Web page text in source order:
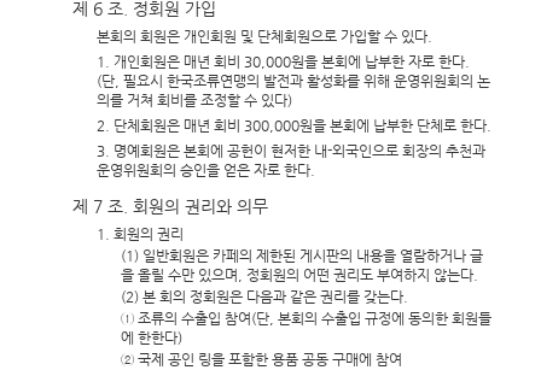
제 6 조. 정회원 가입
본회의 회원은 개인회원 및 단체회원으로 가입할 수 있다.
1. 개인회원은 매년 회비 30,000원을 본회에 납부한 자로 한다.
(단, 필요시 한국조류연맹의 발전과 활성화를 위해 운영위원회의 논
의를 거쳐 회비를 조정할 수 있다)
2. 단체회원은 매년 회비 300,000원을 본회에 납부한 단체로 한다.
3. 명예회원은 본회에 공헌이 현저한 내-외국인으로 회장의 추천과
운영위원회의 승인을 얻은 자로 한다.
제 7 조. 회원의 권리와 의무
1. 회원의 권리
(1) 일반회원은 카페의 제한된 게시판의 내용을 열람하거나 글
을 올릴 수만 있으며, 정회원의 어떤 권리도 부여하지 않는다.
(2) 본 회의 정회원은 다음과 같은 권리를 갖는다.
① 조류의 수출입 참여(단, 본회의 수출입 규정에 동의한 회원들
에 한한다)
② 국제 공인 링을 포함한 용품 공동 구매에 참여